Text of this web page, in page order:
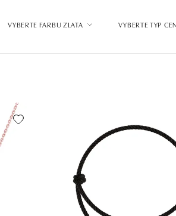
VYBERTE FARBU ZLATA VYBERTE TYP